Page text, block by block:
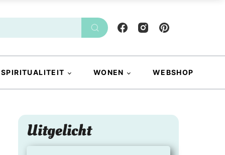
SPIRITUALITEIT WONEN WEBSHOP
Uitgelicht